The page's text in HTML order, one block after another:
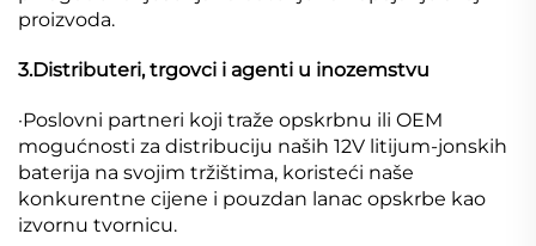
proizvoda.
3.Distributeri, trgovci i agenti u inozemstvu
·Poslovni partneri koji traže opskrbnu ili OEM
mogućnosti za distribuciju naših 12V litijum-jonskih
baterija na svojim tržištima, koristeći naše
konkurentne cijene i pouzdan lanac opskrbe kao
izvornu tvornicu.